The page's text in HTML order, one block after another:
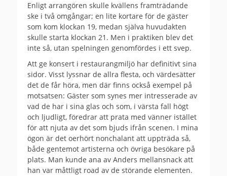
Enligt arrangören skulle kvällens framträdande
ske i två omgångar; en lite kortare för de gäster
som kom klockan 19, medan själva huvudakten
skulle starta klockan 21. Men i praktiken blev det
inte så, utan spel­­ningen genomfördes i ett svep.
Att ge konsert i restaurangmiljö har definitivt sina
sidor. Visst lyssnar de allra flesta, och värdesätter
det de får höra, men där finns också exempel på
motsatsen: Gäster som synes mer intresserade av
vad de har i sina glas och som, i värsta fall högt
och ljudligt, föredrar att prata med vänner istället
för att njuta av det som bjuds ifrån scenen. I mina
ögon är det oerhört nonchalant att uppträda så,
både gentemot artisterna och övriga besökare på
plats. Man kunde ana av Anders mellansnack att
han var måttligt road av de störande elementen.